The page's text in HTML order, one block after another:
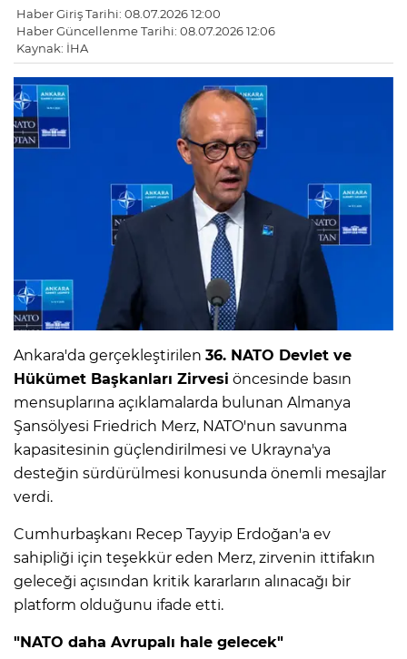
Haber Giriş Tarihi: 08.07.2026 12:00
Haber Güncellenme Tarihi: 08.07.2026 12:06
Kaynak: İHA
Ankara'da gerçekleştirilen 36. NATO Devlet ve
Hükümet Başkanları Zirvesi öncesinde basın
mensuplarına açıklamalarda bulunan Almanya
Şansölyesi Friedrich Merz, NATO'nun savunma
kapasitesinin güçlendirilmesi ve Ukrayna'ya
desteğin sürdürülmesi konusunda önemli mesajlar
verdi.
Cumhurbaşkanı Recep Tayyip Erdoğan'a ev
sahipliği için teşekkür eden Merz, zirvenin ittifakın
geleceği açısından kritik kararların alınacağı bir
platform olduğunu ifade etti.
"NATO daha Avrupalı hale gelecek"